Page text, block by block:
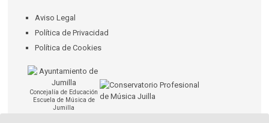
Aviso Legal
Política de Privacidad
Política de Cookies
Concejalía de Educación
Escuela de Música de
Jumilla